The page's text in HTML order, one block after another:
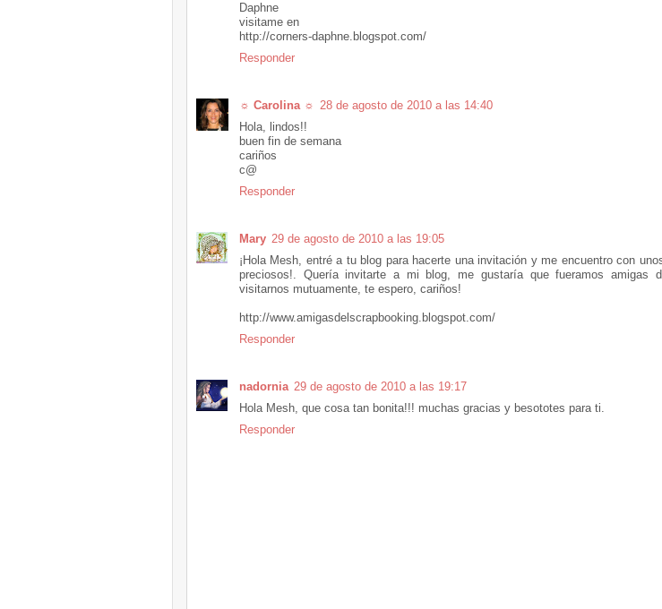
Daphne
visitame en
http://corners-daphne.blogspot.com/
Responder
☼ Carolina ☼ 28 de agosto de 2010 a las 14:40
Hola, lindos!!
buen fin de semana
cariños
c@
Responder
Mary 29 de agosto de 2010 a las 19:05
¡Hola Mesh, entré a tu blog para hacerte una invitación y me encuentro con
preciosos!. Quería invitarte a mi blog, me gustaría que fueramos amigas
visitarnos mutuamente, te espero, cariños!
http://www.amigasdelscrapbooking.blogspot.com/
Responder
nadornia 29 de agosto de 2010 a las 19:17
Hola Mesh, que cosa tan bonita!!! muchas gracias y besototes para ti.
Responder